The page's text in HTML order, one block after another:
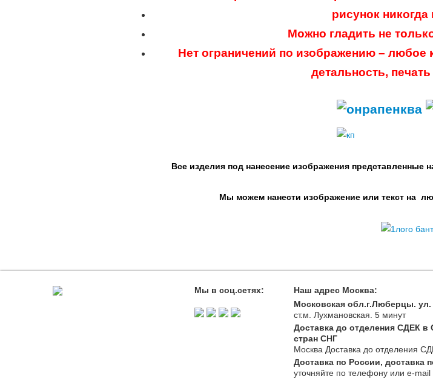
рисунок никогда
Можно гладить не
Нет ограничений по изображению –
детальность,
Все изделия под нанесение изображения представленные
Мы можем нанести изображение или текст на
Мы в соц.сетях:
Наш адрес Москва:
Московская обл.г.Люберцы. ул.
ст.м. Лухмановская. 5 минут
Доставка до отделения СДЕК в
стран СНГ
Москва Доставка до отделения
Доставка по России, доставка
уточняйтепо телефонуили e-mail